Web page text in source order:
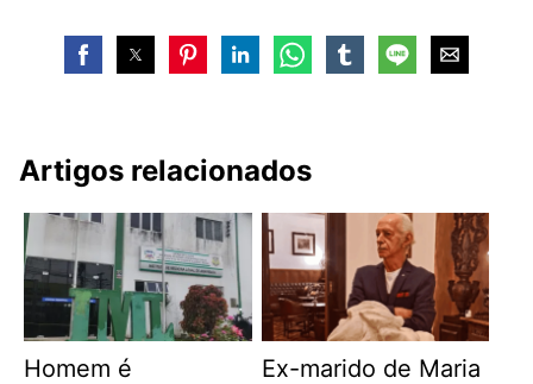
Artigos relacionados
Homem é
Ex-marido de Maria